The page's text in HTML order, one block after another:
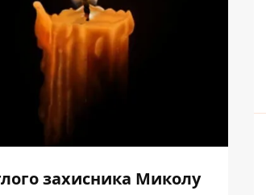
захисника Миколу